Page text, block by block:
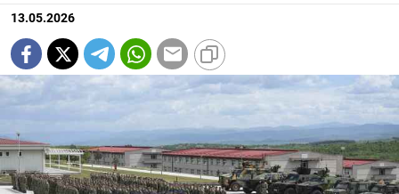
13.05.2026